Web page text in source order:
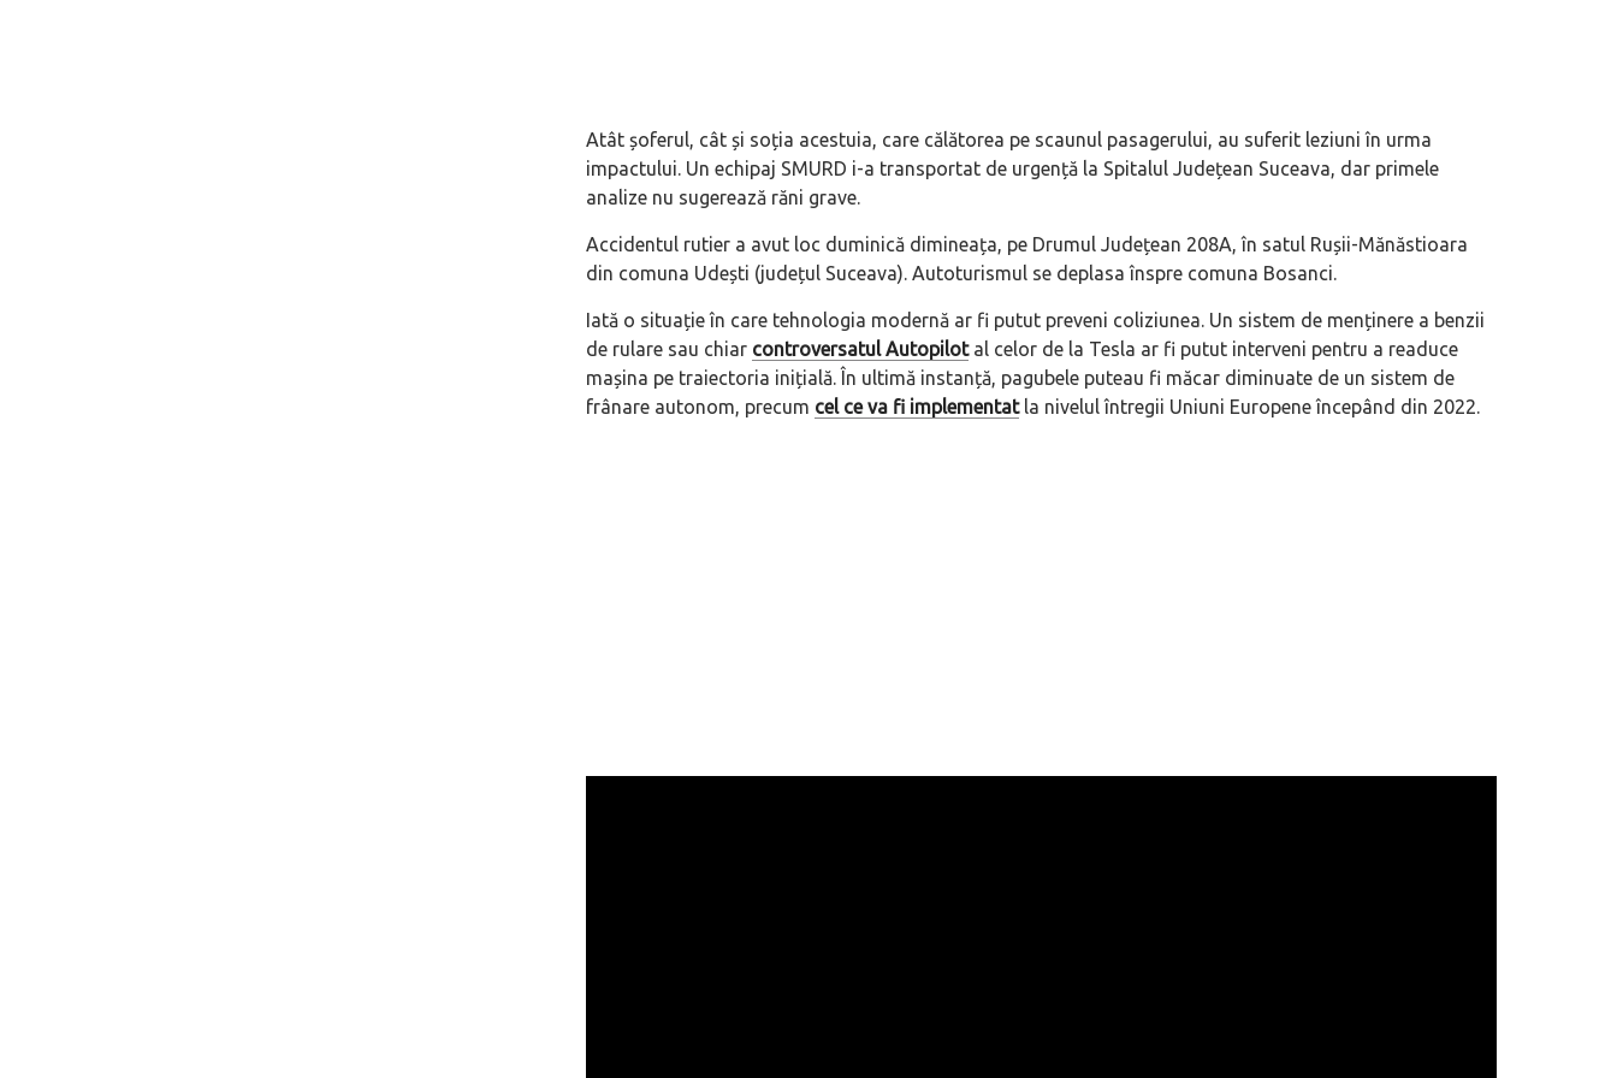
Atât șoferul, cât și soția acestuia, care călătorea pe scaunul pasagerului, au suferit leziuni în urma
impactului. Un echipaj SMURD i-a transportat de urgență la Spitalul Județean Suceava, dar primele
analize nu sugerează răni grave.
Accidentul rutier a avut loc duminică dimineața, pe Drumul Județean 208A, în satul Rușii-Mănăstioara
din comuna Udești (județul Suceava). Autoturismul se deplasa înspre comuna Bosanci.
Iată o situație în care tehnologia modernă ar fi putut preveni coliziunea. Un sistem de menținere a benzii
de rulare sau chiar controversatul Autopilotal celor de la Tesla ar fi putut interveni pentru a readuce
mașina pe traiectoria inițială. În ultimă instanță, pagubele puteau fi măcar diminuate de un sistem de
frânare autonom, precum cel ce va fi implementatla nivelul întregii Uniuni Europene începând din 2022.